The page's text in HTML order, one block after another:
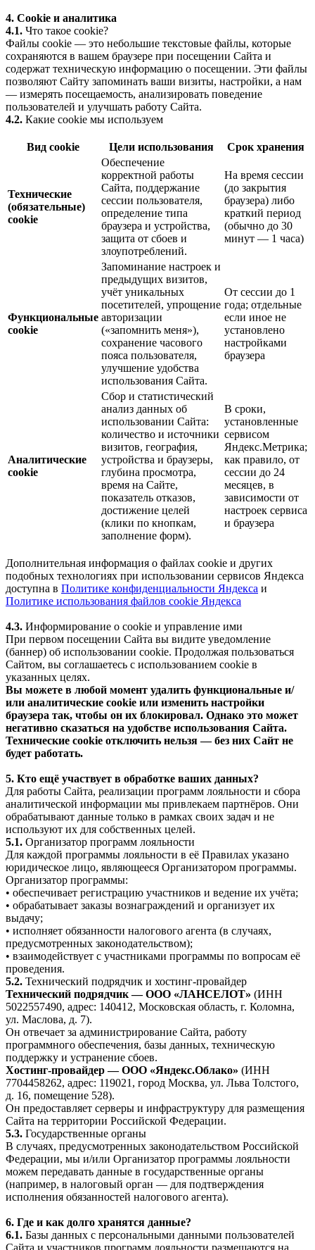
4. Cookie и аналитика
4.1. Что такое cookie?
Файлы cookie — это небольшие текстовые файлы, которые
сохраняются в вашем браузере при посещении Сайта и
содержат техническую информацию о посещении. Эти файлы
позволяют Сайту запоминать ваши визиты, настройки, а нам
— измерять посещаемость, анализировать поведение
пользователей и улучшать работу Сайта.
4.2. Какие cookie мы используем
Вид cookie Цели использования Срок хранения
Технические
(обязательные)
cookie
Обеспечение
корректной работы
Сайта, поддержание
сессии пользователя,
определение типа
браузера и устройства,
защита от сбоев и
злоупотреблений.
На время сессии
(до закрытия
браузера) либо
краткий период
(обычно до 30
минут — 1 часа)
Функциональные
cookie
Запоминание настроек и
предыдущих визитов,
учёт уникальных
посетителей, упрощение
авторизации
(«запомнить меня»),
сохранение часового
пояса пользователя,
улучшение удобства
использования Сайта.
От сессии до 1
года; отдельные
если иное не
установлено
настройками
браузера
Аналитические
cookie
Сбор и статистический
анализ данных об
использовании Сайта:
количество и источники
визитов, география,
устройства и браузеры,
глубина просмотра,
время на Сайте,
показатель отказов,
достижение целей
(клики по кнопкам,
заполнение форм).
В сроки,
установленные
сервисом
Яндекс.Метрика;
как правило, от
сессии до 24
месяцев, в
зависимости от
настроек сервиса
и браузера
Дополнительная информация о файлах cookie и других
подобных технологиях при использовании сервисов Яндекса
доступна в Политике конфиденциальности Яндекса и
Политике использования файлов cookie Яндекса
4.3. Информирование о cookie и управление ими
При первом посещении Сайта вы видите уведомление
(баннер) об использовании cookie. Продолжая пользоваться
Сайтом, вы соглашаетесь с использованием cookie в
указанных целях.
Вы можете в любой момент удалить функциональные и/
или аналитические cookie или изменить настройки
браузера так, чтобы он их блокировал. Однако это может
негативно сказаться на удобстве использования Сайта.
Технические cookie отключить нельзя — без них Сайт не
будет работать.
5. Кто ещё участвует в обработке ваших данных?
Для работы Сайта, реализации программ лояльности и сбора
аналитической информации мы привлекаем партнёров. Они
обрабатывают данные только в рамках своих задач и не
используют их для собственных целей.
5.1. Организатор программ лояльности
Для каждой программы лояльности в её Правилах указано
юридическое лицо, являющееся Организатором программы.
Организатор программы:
• обеспечивает регистрацию участников и ведение их учёта;
• обрабатывает заказы вознаграждений и организует их
выдачу;
• исполняет обязанности налогового агента (в случаях,
предусмотренных законодательством);
• взаимодействует с участниками программы по вопросам её
проведения.
5.2. Технический подрядчик и хостинг-провайдер
Технический подрядчик — ООО «ЛАНСЕЛОТ» (ИНН
5022557490, адрес: 140412, Московская область, г. Коломна,
ул. Маслова, д. 7).
Он отвечает за администрирование Сайта, работу
программного обеспечения, базы данных, техническую
поддержку и устранение сбоев.
Хостинг-провайдер — ООО «Яндекс.Облако» (ИНН
7704458262, адрес: 119021, город Москва, ул. Льва Толстого,
д. 16, помещение 528).
Он предоставляет серверы и инфраструктуру для размещения
Сайта на территории Российской Федерации.
5.3. Государственные органы
В случаях, предусмотренных законодательством Российской
Федерации, мы и/или Организатор программы лояльности
можем передавать данные в государственные органы
(например, в налоговый орган — для подтверждения
исполнения обязанностей налогового агента).
6. Где и как долго хранятся данные?
6.1. Базы данных с персональными данными пользователей
Сайта и участников программ лояльности размещаются на